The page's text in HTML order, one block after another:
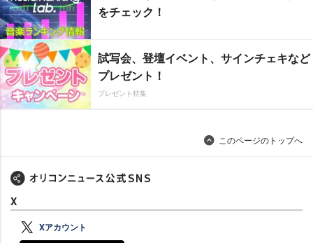
をチェック！
試写会、登壇イベント、サインチェキなど
プレゼント！
プレゼント特集
このページのトップへ
X
Xアカウント